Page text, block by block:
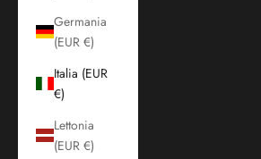
Germania
(EUR €)
Italia (EUR
€)
Lettonia
(EUR €)